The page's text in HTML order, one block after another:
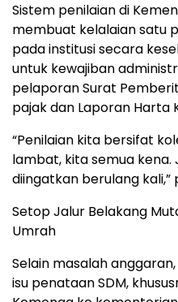
Sistem penilaian di
membuat kelalaian satu
pada institusi secara
untuk kewajiban
pelaporan Surat
pajak dan Laporan Harta
“Penilaian kita bersifat
lambat, kita semua kena.
diingatkan berulang kali,”
Setop Jalur Belakang
Umrah
Selain masalah
isu penataan SDM,